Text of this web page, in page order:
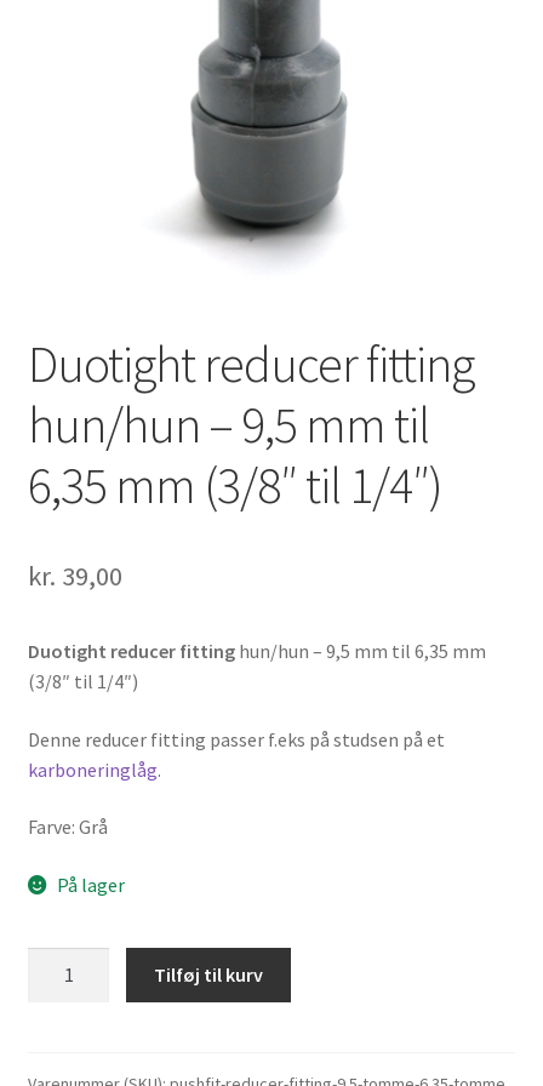
Duotight reducer fitting
hun/hun – 9,5 mm til
6,35 mm (3/8″ til 1/4″)
kr. 39,00
Duotight reducer fittinghun/hun – 9,5 mm til 6,35 mm
(3/8″ til 1/4″)
Denne reducer fitting passer f.eks på studsen på et
karboneringlåg.
Farve: Grå
På lager
Tilføj til kurv